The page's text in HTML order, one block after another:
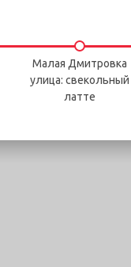
Малая Дмитровка
улица: свекольный
латте